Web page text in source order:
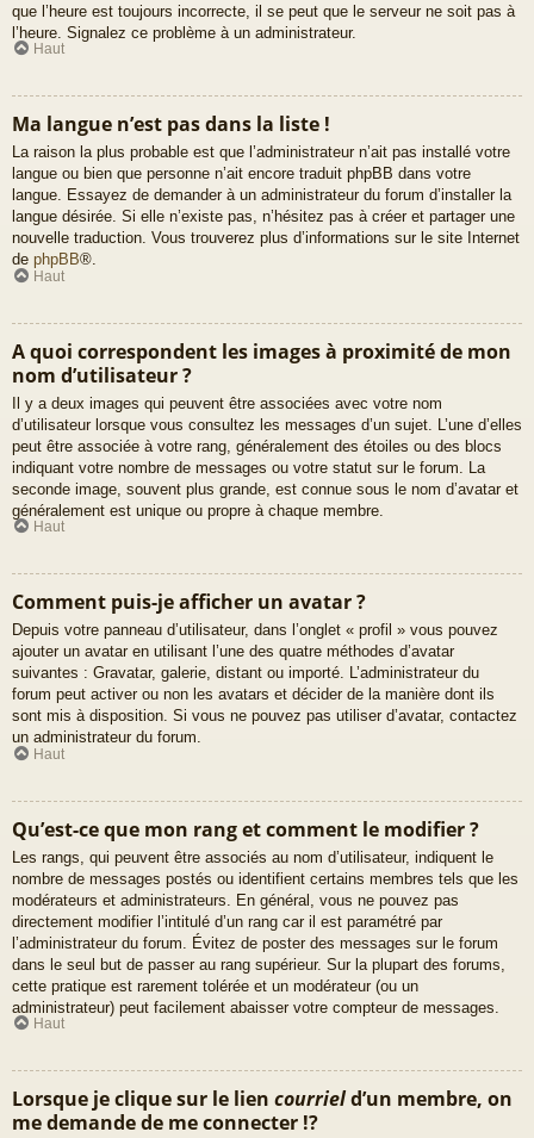
que l’heure est toujours incorrecte, il se peut que le serveur ne soit pas à
l’heure. Signalez ce problème à un administrateur.
Haut
Ma langue n’est pas dans la liste !
La raison la plus probable est que l’administrateur n’ait pas installé votre
langue ou bien que personne n’ait encore traduit phpBB dans votre
langue. Essayez de demander à un administrateur du forum d’installer la
langue désirée. Si elle n’existe pas, n’hésitez pas à créer et partager une
nouvelle traduction. Vous trouverez plus d’informations sur le site Internet
de phpBB®.
Haut
A quoi correspondent les images à proximité de mon
nom d’utilisateur ?
Il y a deux images qui peuvent être associées avec votre nom
d’utilisateur lorsque vous consultez les messages d’un sujet. L’une d’elles
peut être associée à votre rang, généralement des étoiles ou des blocs
indiquant votre nombre de messages ou votre statut sur le forum. La
seconde image, souvent plus grande, est connue sous le nom d’avatar et
généralement est unique ou propre à chaque membre.
Haut
Comment puis-je afficher un avatar ?
Depuis votre panneau d’utilisateur, dans l’onglet « profil » vous pouvez
ajouter un avatar en utilisant l’une des quatre méthodes d’avatar
suivantes : Gravatar, galerie, distant ou importé. L’administrateur du
forum peut activer ou non les avatars et décider de la manière dont ils
sont mis à disposition. Si vous ne pouvez pas utiliser d’avatar, contactez
un administrateur du forum.
Haut
Qu’est-ce que mon rang et comment le modifier ?
Les rangs, qui peuvent être associés au nom d’utilisateur, indiquent le
nombre de messages postés ou identifient certains membres tels que les
modérateurs et administrateurs. En général, vous ne pouvez pas
directement modifier l’intitulé d’un rang car il est paramétré par
l’administrateur du forum. Évitez de poster des messages sur le forum
dans le seul but de passer au rang supérieur. Sur la plupart des forums,
cette pratique est rarement tolérée et un modérateur (ou un
administrateur) peut facilement abaisser votre compteur de messages.
Haut
Lorsque je clique sur le lien courrield’un membre, on
me demande de me connecter !?